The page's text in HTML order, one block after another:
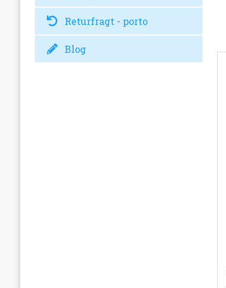
Returfragt - porto
Blog